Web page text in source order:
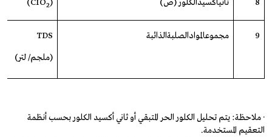
8 ثانيأكسيدالكلور (ص)
(CIO
2
)
9 مجموعالموادالصلبةالذائبة
TDS
(ملجم/لتر)
· ملاحظة: يتم تحليل الكلور الحر المتبقي أو ثاني أكسيد الكلور بحسب أنظمة
التعقيم المستخدمة.